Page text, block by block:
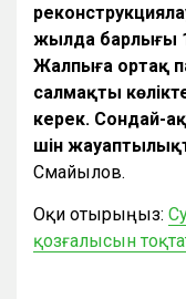
жылда барлығы
Жалпыға ортақ
салмақты
керек. Сондай-
үшін
Смайылов.
Оқи отырыңыз:
қозғалысын